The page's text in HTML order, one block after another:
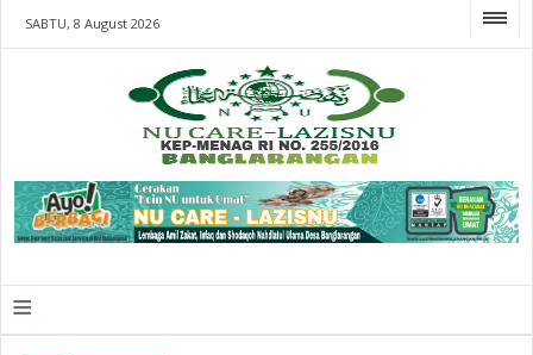
SABTU, 8 August 2026
≡